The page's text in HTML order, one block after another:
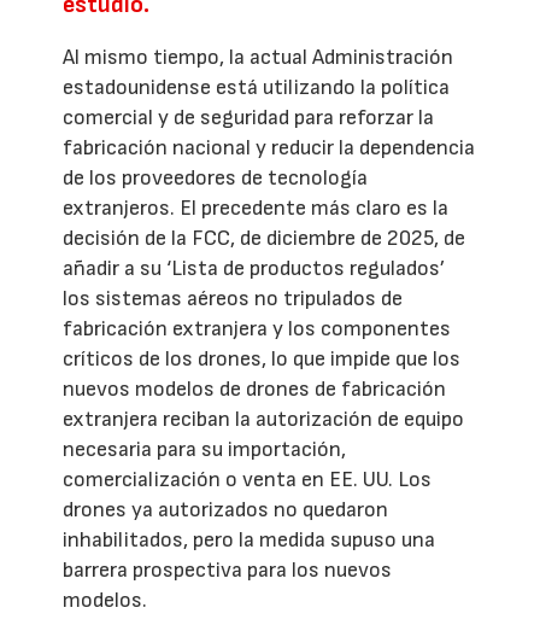
Al mismo tiempo, la actual Administración
estadounidense está utilizando la política
comercial y de seguridad para reforzar la
fabricación nacional y reducir la dependencia
de los proveedores de tecnología
extranjeros. El precedente más claro es la
decisión de la FCC, de diciembre de 2025, de
añadir a su ‘Lista de productos regulados’
los sistemas aéreos no tripulados de
fabricación extranjera y los componentes
críticos de los drones, lo que impide que los
nuevos modelos de drones de fabricación
extranjera reciban la autorización de equipo
necesaria para su importación,
comercialización o venta en EE. UU. Los
drones ya autorizados no quedaron
inhabilitados, pero la medida supuso una
barrera prospectiva para los nuevos
modelos.